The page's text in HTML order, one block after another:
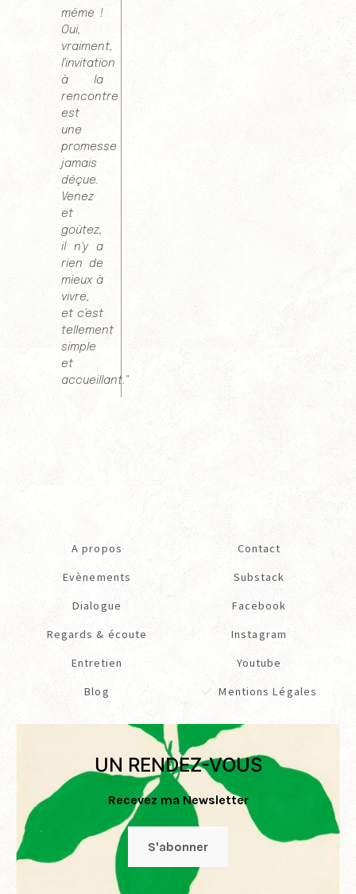
même !
Oui,
vraiment,
l'invitation
à la
rencontre
est
une
promesse
jamais
déçue.
Venez
et
goûtez,
il n'y a
rien de
mieux à
vivre,
et c'est
tellement
simple
et
accueillant."
A propos
Evènements
Dialogue
Regards & écoute
Entretien
Blog
Contact
Substack
Facebook
Instagram
Youtube
Mentions Légales
UN RENDEZ-VOUS
Recevez ma Newsletter
S'abonner